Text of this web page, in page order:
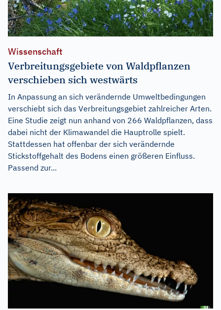
Wissenschaft
Verbreitungsgebiete von Waldpflanzen
verschieben sich westwärts
In Anpassung an sich verändernde Umweltbedingungen
verschiebt sich das Verbreitungsgebiet zahlreicher Arten.
Eine Studie zeigt nun anhand von 266 Waldpflanzen, dass
dabei nicht der Klimawandel die Hauptrolle spielt.
Stattdessen hat offenbar der sich verändernde
Stickstoffgehalt des Bodens einen größeren Einfluss.
Passend zur...